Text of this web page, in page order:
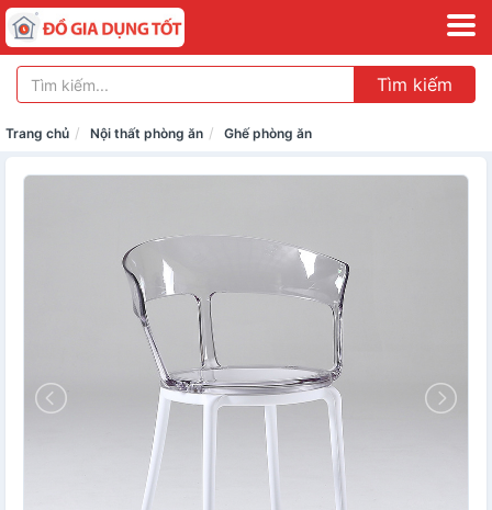
Tìm kiếm
Trang chủ Nội thất phòng ăn Ghế phòng ăn